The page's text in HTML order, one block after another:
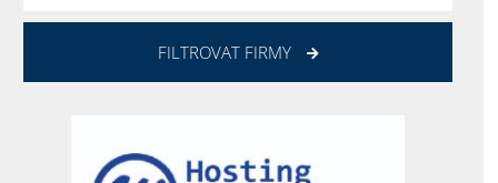
FILTROVAT FIRMY